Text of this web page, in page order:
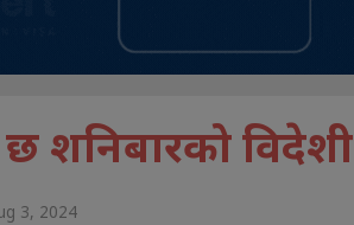
शनिबारको विदेशी
3, 2024